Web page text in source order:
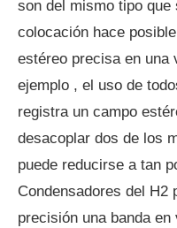
son del mismo tipo
colocación hace
estéreo precisa en una
ejemplo , el uso de
registra un campo
desacoplar dos de los
puede reducirse a tan
Condensadores del H2
precisión una banda